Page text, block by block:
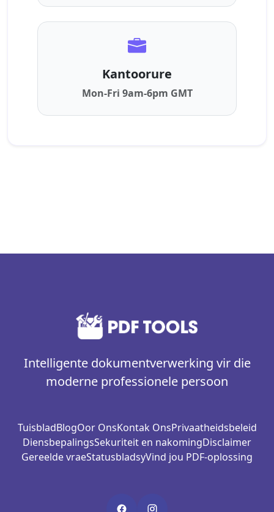
Kantoorure
Mon-Fri 9am-6pm GMT
Intelligente dokumentverwerking vir die
moderne professionele persoon
TuisbladBlogOor OnsKontak OnsPrivaatheidsbeleid
DiensbepalingsSekuriteit en nakomingDisclaimer
Gereelde vraeStatusbladsyVind jou PDF-oplossing